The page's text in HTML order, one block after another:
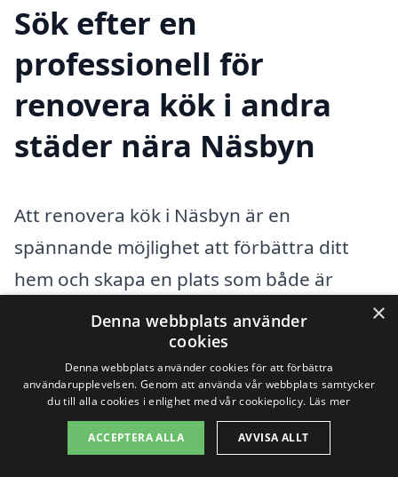
Sök efter en
professionell för
renovera kök i andra
städer nära Näsbyn
Att renovera kök i Näsbyn är en
spännande möjlighet att förbättra ditt
hem och skapa en plats som både är
funktionell och estetiskt tilltalande.
Oavsett om du planerar en
totalrenovering eller bara några mindre
uppdateringar, är det viktigt att hitta rätt
företag för jobbet. Genom att använda
×
Denna webbplats använder
cookies
Denna webbplats använder cookies för att förbättra
användarupplevelsen. Genom att använda vår webbplats samtycker
du till alla cookies i enlighet med vår cookiepolicy. Läs mer
ACCEPTERA ALLA AVVISA ALLT